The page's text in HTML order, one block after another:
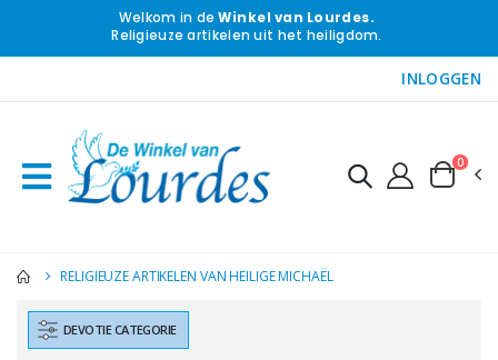
Welkom in deWinkel van Lourdes.
Religieuze artikelen uit het heiligdom.
INLOGGEN
0
RELIGIEUZE ARTIKELEN VAN HEILIGE MICHAËL
DEVOTIE CATEGORIE